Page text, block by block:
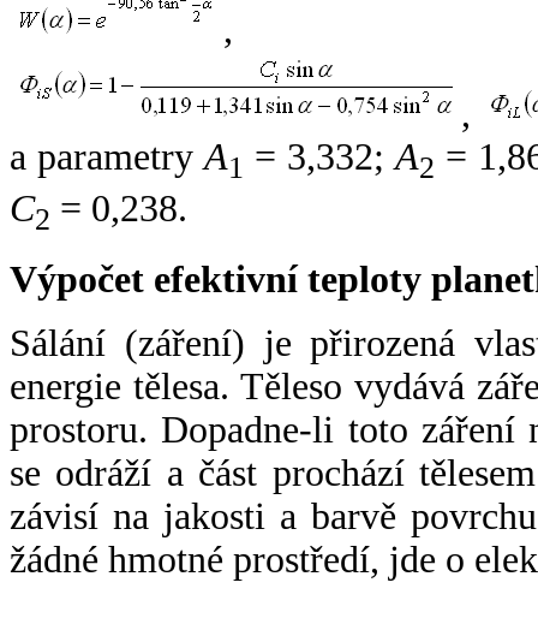
,
,
a parametryA1 = 3,332;A2 =
C2 = 0,238.
Výpočet efektivní teploty
Sálání (záření) je přirozená
energie tělesa. Těleso vydává
prostoru. Dopadne-li toto záření
se odráží a část prochází
závisí na jakosti a barvě
žádné hmotné prostředí, jde o